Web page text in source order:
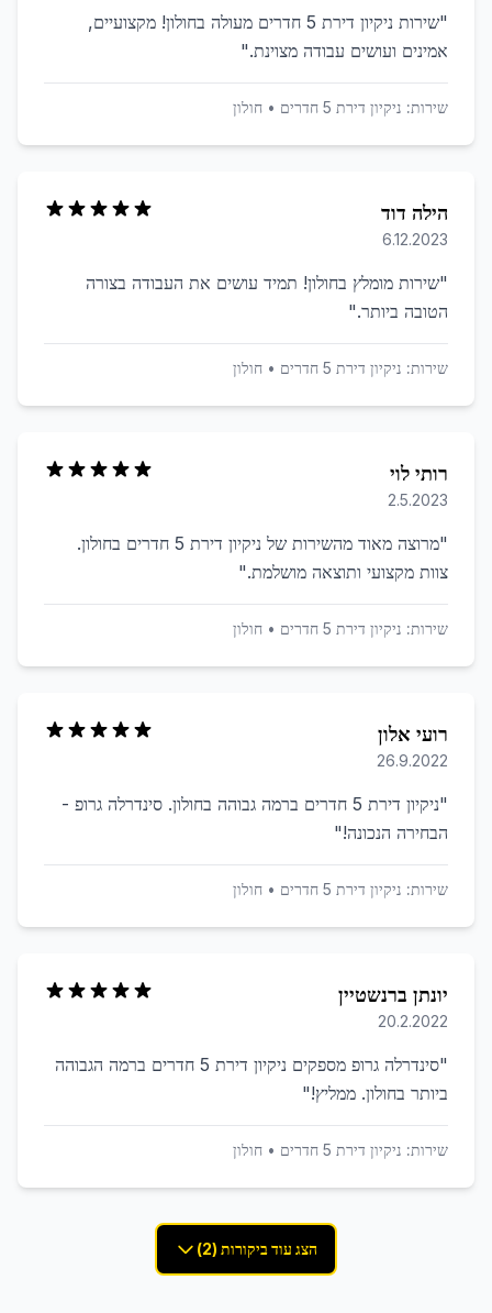
"
שירות ניקיון דירת 5 חדרים מעולה בחולון! מקצועיים,
אמינים ועושים עבודה מצוינת."
שירות: ניקיון דירת 5 חדרים • חולון
הילה דוד
6.12.2023
"שירות מומלץ בחולון! תמיד עושים את העבודה בצורה
הטובה ביותר."
שירות: ניקיון דירת 5 חדרים • חולון
רותי לוי
2.5.2023
"
מרוצה מאוד מהשירות של ניקיון דירת 5 חדרים בחולון.
צוות מקצועי ותוצאה מושלמת."
שירות: ניקיון דירת 5 חדרים • חולון
רועי אלון
26.9.2022
"
ניקיון דירת 5 חדרים ברמה גבוהה בחולון. סינדרלה גרופ -
הבחירה הנכונה!"
שירות: ניקיון דירת 5 חדרים • חולון
יונתן ברנשטיין
20.2.2022
"
סינדרלה גרופ מספקים ניקיון דירת 5 חדרים ברמה הגבוהה
ביותר בחולון. ממליץ!"
שירות: ניקיון דירת 5 חדרים • חולון
הצג עוד ביקורות (2)